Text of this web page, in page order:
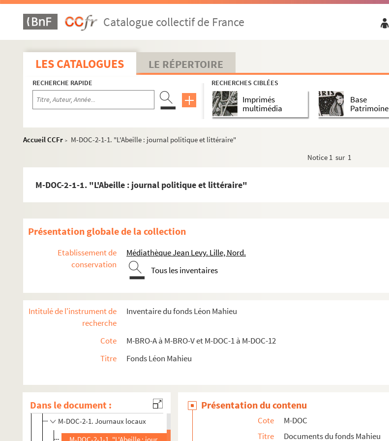
Catalogue collectif de France
LES CATALOGUES LE RÉPERTOIRE
RECHERCHE RAPIDE RECHERCHES CIBLÉES
Imprimés
multimédia
Base
Patrimoine
Accueil CCFr >
M-DOC-2-1-1. "L'Abeille : journal politique et littéraire"
Notice 1 sur 1
M-DOC-2-1-1. "L'Abeille : journal politique et littéraire"
Présentation globale de la collection
Etablissement de
conservation
Médiathèque Jean Levy. Lille, Nord.
Tous les inventaires
Intitulé de l'instrument de
recherche
Inventaire du fonds Léon Mahieu
Cote
M-BRO-A à M-BRO-V et M-DOC-1 à M-DOC-12
Titre
Fonds Léon Mahieu
Dans le document :
M-BRO. Brochures du fonds Mahieu
M-DOC-1. Documents historiques lillois
M-DOC-2. Ancien régime et République
M-DOC-2-1. Journaux locaux
Présentation du contenu
Cote
M-DOC
Titre
Documents du fonds Mahieu